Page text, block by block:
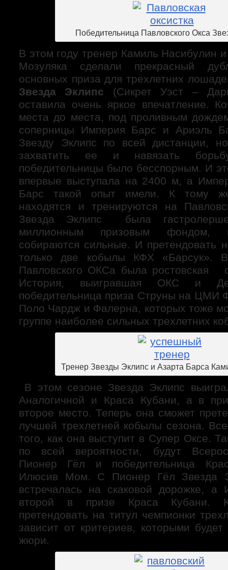
Победительница Павловского Окса
В этом году тренер Камиль Насибулин
Мозуляка сделали прекрасный
основных приза для трехлетних
Звезда Эклипс (Сикрет Уэст –
оставила очень яркое впечатление.
места до места, под проливным
соперницы Империя Барс и Ариэль
Звезду Эклипс по всей дистанции,
захватить ее и навязать
победительницы было бесспорным. И
впервые выступала на 2400 м, а
Барс такой опыт имели. К тому
находятся и тренируются на
Звезда Эклипс была
миллионным призовым фондом,
собираются сильные. И претендовать
только две кобылы КФХ «Барсук». В
Павловского ОКСа была ростовская
История, выигравшая ОКС и
победительница приза Струны на ЦМИ
Поло Чардж и Фалерна, которых тоже
группе наиболее сильных трехлетних
Тренер Звезды Эклипс и Азарта Барса
В этом сезоне Звезда Эклипс
Аналогичной и Краса Кубани, а в
второе место. Теперь она сможет
лучшей трехлетней кобылы сезона.
того, как она выступит в Супер Оксе.
по всей вероятности, будут
Пионер Гёл и победительница
Илюсив Мом. С Пионер Гёл Звезда
встречалась на скаковой дорожке,
второй в призе Краса Кубани.
претендовать на титул чемпионки
зависит от критериев, которыми будет
жюри.